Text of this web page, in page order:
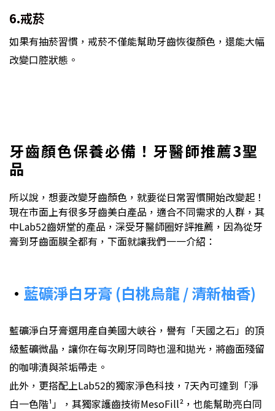
6.戒菸
如果有抽菸習慣，戒菸不僅能幫助牙齒恢復顏色，還能大幅
改變口腔狀態。
牙齒顏色保養必備！牙醫師推薦3聖
品
所以說，想要改變牙齒顏色，就要從日常習慣開始改變起！
現在市面上有很多牙齒美白產品，適合不同需求的人群，其
中Lab52齒妍堂的產品，深受牙醫師圈好評推薦，因為從牙
膏到牙齒面膜全都有，下面就讓我們一一介紹：
• 藍礦淨白牙膏 (白桃烏龍 / 清新柚香)
藍礦淨白牙膏選用產自美國大峽谷，譽有「天國之石」的頂
級藍礦微晶，讓你在每次刷牙同時也溫和拋光，將齒面殘留
的咖啡漬與茶垢帶走。
此外，更搭配上Lab52的獨家淨色科技，7天內可達到「淨
白一色階¹」，其獨家護齒技術MesoFill² ，也能幫助亮白同